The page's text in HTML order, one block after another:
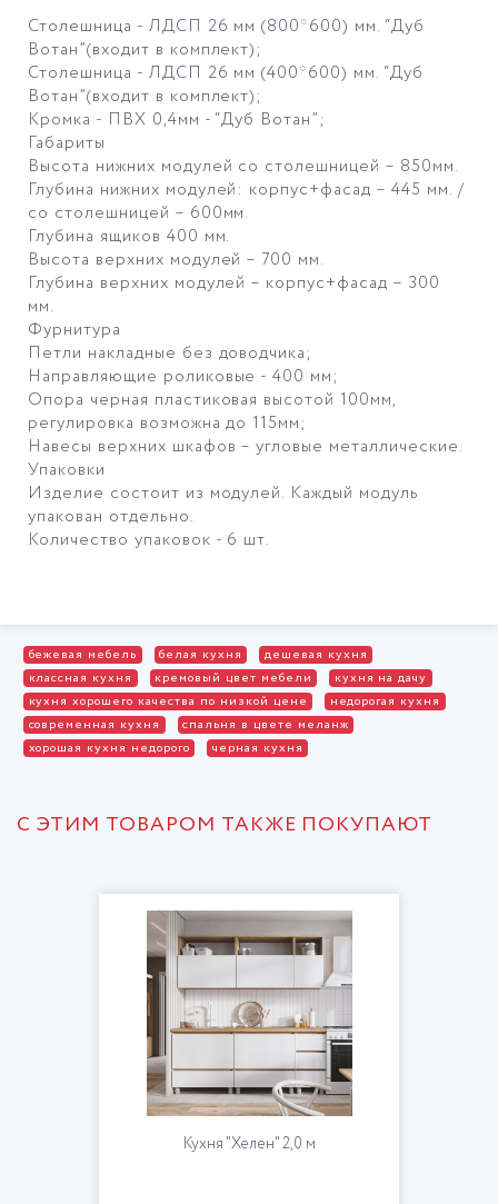
Столешница - ЛДСП 26 мм (800*600) мм. “Дуб
Вотан”(входит в комплект);
Столешница - ЛДСП 26 мм (400*600) мм. “Дуб
Вотан”(входит в комплект);
Кромка - ПВХ 0,4мм - “Дуб Вотан”;
Габариты
Высота нижних модулей со столешницей – 850мм.
Глубина нижних модулей: корпус+фасад – 445 мм. /
со столешницей – 600мм.
Глубина ящиков 400 мм.
Высота верхних модулей – 700 мм.
Глубина верхних модулей – корпус+фасад – 300
мм.
Фурнитура
Петли накладные без доводчика;
Направляющие роликовые - 400 мм;
Опора черная пластиковая высотой 100мм,
регулировка возможна до 115мм;
Навесы верхних шкафов – угловые металлические.
Упаковки
Изделие состоит из модулей. Каждый модуль
упакован отдельно.
Количество упаковок - 6 шт.
бежевая мебель белая кухня
дешевая кухня
классная кухня
кремовый цвет мебели
кухня на дачу
кухня хорошего качества по низкой цене
недорогая кухня
современная кухня
спальня в цвете меланж
хорошая кухня недорого
черная кухня
С ЭТИМ ТОВАРОМ ТАКЖЕ ПОКУПАЮТ